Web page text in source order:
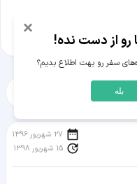
شهرگردی
27 شهریور 1396
15 شهریور 1398
×
از دست نده!
سفر رو بهت اطلاع بدیم؟
بله